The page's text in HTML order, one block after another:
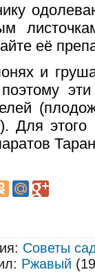
её
и
поэтому
Для этого
: Советы
: Ржавый